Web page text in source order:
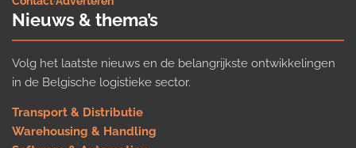
Nieuws & thema’s
Volg het laatste nieuws en de belangrijkste ontwikkelingen
in de Belgische logistieke sector.
Transport & Distributie
Warehousing & Handling